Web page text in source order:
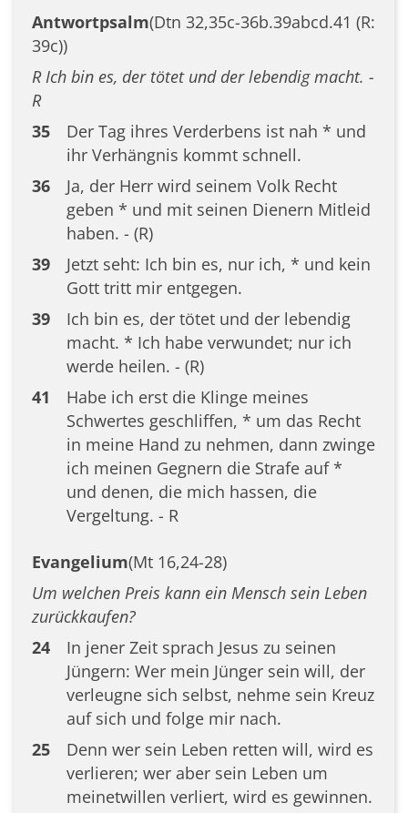
Antwortpsalm(Dtn 32,35c-36b.39abcd.41 (R:
39c))
R Ich bin es, der tötet und der lebendig macht. -
R
35
Der Tag ihres Verderbens ist nah * und
ihr Verhängnis kommt schnell.
36
Ja, der Herr wird seinem Volk Recht
geben * und mit seinen Dienern Mitleid
haben. - (R)
39
Jetzt seht: Ich bin es, nur ich, * und kein
Gott tritt mir entgegen.
39
Ich bin es, der tötet und der lebendig
macht. * Ich habe verwundet; nur ich
werde heilen. - (R)
41
Habe ich erst die Klinge meines
Schwertes geschliffen, * um das Recht
in meine Hand zu nehmen, dann zwinge
ich meinen Gegnern die Strafe auf *
und denen, die mich hassen, die
Vergeltung. - R
Evangelium(Mt 16,24-28)
Um welchen Preis kann ein Mensch sein Leben
zurückkaufen?
24
In jener Zeit sprach Jesus zu seinen
Jüngern: Wer mein Jünger sein will, der
verleugne sich selbst, nehme sein Kreuz
auf sich und folge mir nach.
25
Denn wer sein Leben retten will, wird es
verlieren; wer aber sein Leben um
meinetwillen verliert, wird es gewinnen.